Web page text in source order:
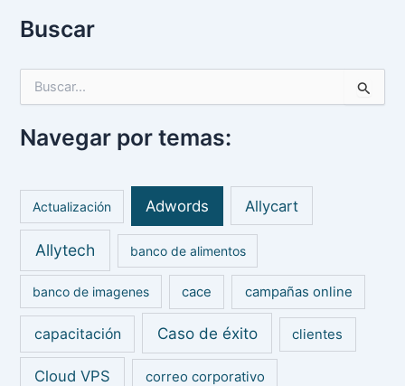
Buscar
u
c
p
r
Navegar por temas:
Actualización Adwords Allycart
Allytech banco de alimentos
banco de imagenes cace campañas online
capacitación Caso de éxito clientes
Cloud VPS correo corporativo